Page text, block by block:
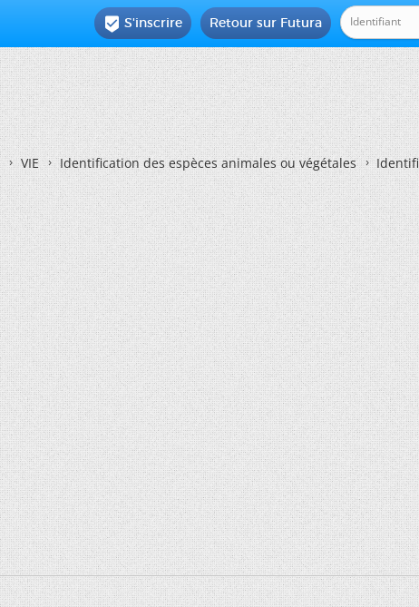
Retour sur Futura
 S'inscrire
VIE Identification des espèces animales ou végétales